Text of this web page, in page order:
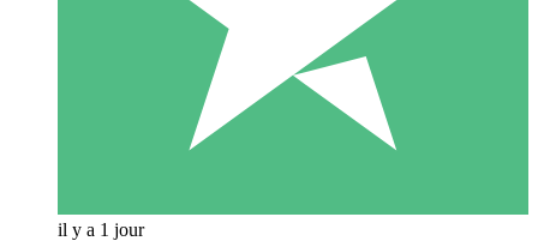
il y a 1 jour